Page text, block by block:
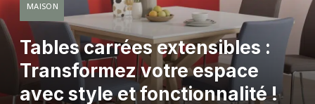
MAISON
Tables carrées extensibles :
Transformez votre espace
avec style et fonctionnalité !